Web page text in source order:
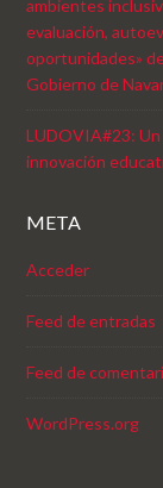
ambientes
evaluación,
oportunidades»
Gobierno de
LUDOVIA#23:
innovación
META
Acceder
Feed de entradas
Feed de
WordPress.org